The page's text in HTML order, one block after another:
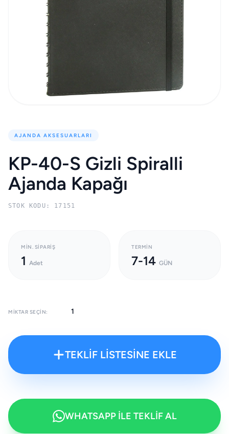
AJANDA AKSESUARLARI
KP-40-S Gizli Spiralli
Ajanda Kapağı
STOK KODU: 17151
MIN. SIPARIŞ
1 Adet
TERMIN
7-14 GÜN
MIKTAR SEÇIN:
TEKLİF LİSTESİNE EKLE
WHATSAPP İLE TEKLİF AL